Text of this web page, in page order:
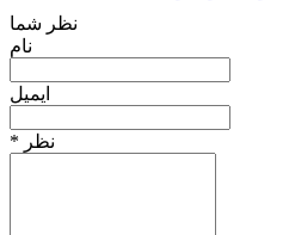
نظر شما
نام
ایمیل
* نظر